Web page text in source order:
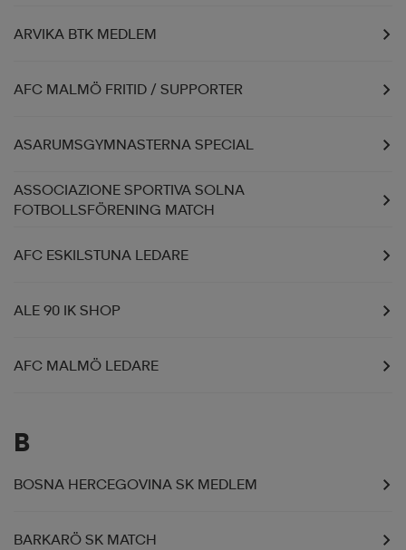
ARVIKA BTK MEDLEM
AFC MALMÖ FRITID / SUPPORTER
ASARUMSGYMNASTERNA SPECIAL
ASSOCIAZIONE SPORTIVA SOLNA
FOTBOLLSFÖRENING MATCH
AFC ESKILSTUNA LEDARE
ALE 90 IK SHOP
AFC MALMÖ LEDARE
B
BOSNA HERCEGOVINA SK MEDLEM
BARKARÖ SK MATCH